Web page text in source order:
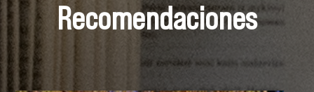
Recomendaciones